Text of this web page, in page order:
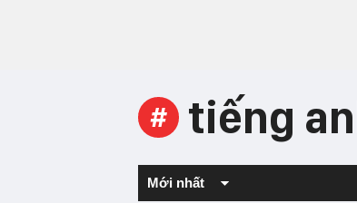
# tiếng
Mới nhất